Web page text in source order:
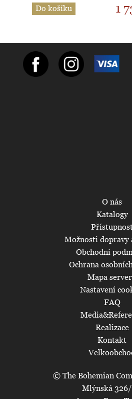
Do košíku 1
© The Bohemian
Mlýnská 326/
O nás
Katalogy
Možnosti dopravy
Obchodní
Ochrana
Mapa
Nastavení
FAQ
Realizace
Kontakt